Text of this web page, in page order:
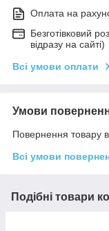
Оплата на
Безготівковий
відразу на сайті)
Всі умови оплати
Умови
Повернення товару
Всі умови
Подібні товари